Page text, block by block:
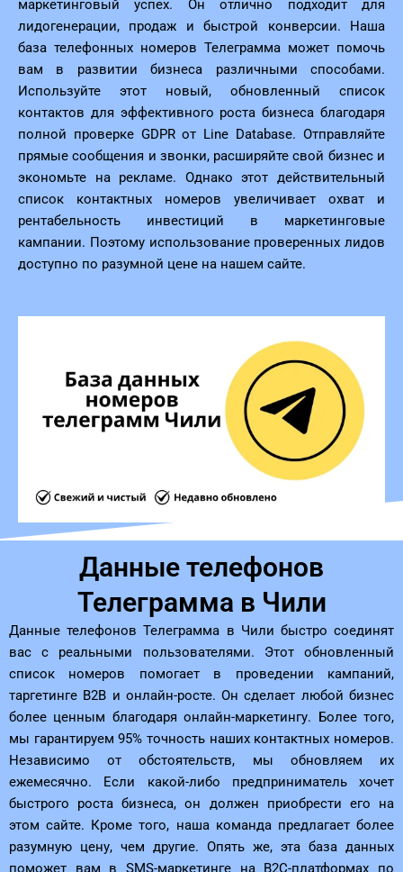
маркетинговый успех. Он отлично подходит для
лидогенерации, продаж и быстрой конверсии. Наша
база телефонных номеров Телеграмма может помочь
вам в развитии бизнеса различными способами.
Используйте этот новый, обновленный список
контактов для эффективного роста бизнеса благодаря
полной проверке GDPR от Line Database. Отправляйте
прямые сообщения и звонки, расширяйте свой бизнес и
экономьте на рекламе. Однако этот действительный
список контактных номеров увеличивает охват и
рентабельность инвестиций в маркетинговые
кампании. Поэтому использование проверенных лидов
доступно по разумной цене на нашем сайте.
Данные телефонов
Телеграмма в Чили
Данные телефонов Телеграмма в Чили быстро соединят
вас с реальными пользователями. Этот обновленный
список номеров помогает в проведении кампаний,
таргетинге B2B и онлайн-росте. Он сделает любой бизнес
более ценным благодаря онлайн-маркетингу. Более того,
мы гарантируем 95% точность наших контактных номеров.
Независимо от обстоятельств, мы обновляем их
ежемесячно. Если какой-либо предприниматель хочет
быстрого роста бизнеса, он должен приобрести его на
этом сайте. Кроме того, наша команда предлагает более
разумную цену, чем другие. Опять же, эта база данных